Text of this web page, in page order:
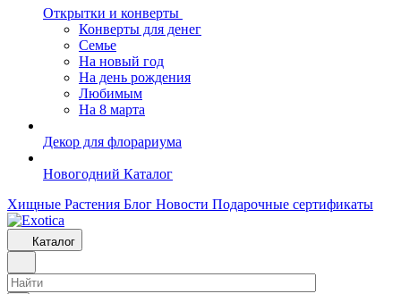
Открытки и конверты
Конверты для денег
Семье
На новый год
На день рождения
Любимым
На 8 марта
Декор для флорариума
Новогодний Каталог
Хищные Растения Блог Новости Подарочные сертификаты
Каталог